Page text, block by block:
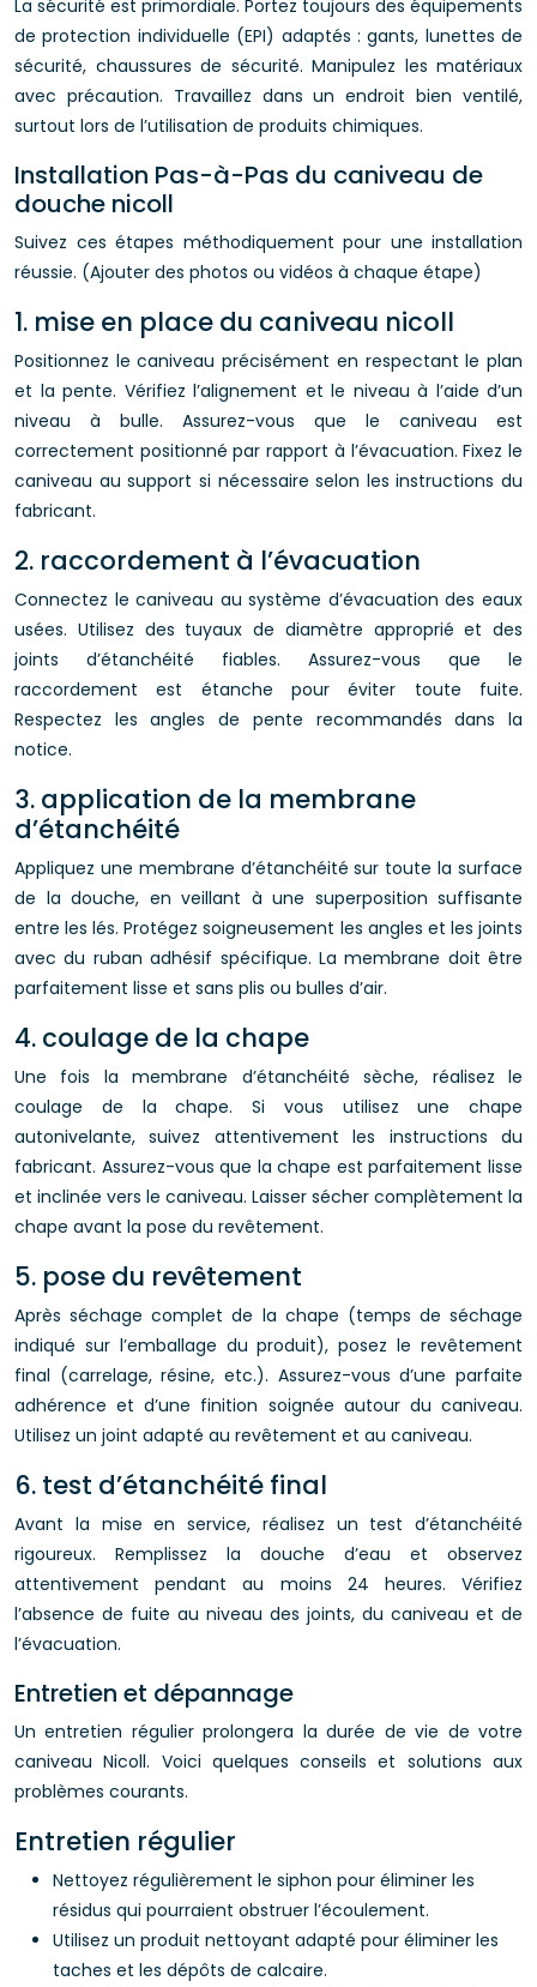
La sécurité est primordiale. Portez toujours des équipements
de protection individuelle (EPI) adaptés : gants, lunettes de
sécurité, chaussures de sécurité. Manipulez les matériaux
avec précaution. Travaillez dans un endroit bien ventilé,
surtout lors de l’utilisation de produits chimiques.
Installation Pas-à-Pas du caniveau de
douche nicoll
Suivez ces étapes méthodiquement pour une installation
réussie. (Ajouter des photos ou vidéos à chaque étape)
1. mise en place du caniveau nicoll
Positionnez le caniveau précisément en respectant le plan
et la pente. Vérifiez l’alignement et le niveau à l’aide d’un
niveau à bulle. Assurez-vous que le caniveau est
correctement positionné par rapport à l’évacuation. Fixez le
caniveau au support si nécessaire selon les instructions du
fabricant.
2. raccordement à l’évacuation
Connectez le caniveau au système d’évacuation des eaux
usées. Utilisez des tuyaux de diamètre approprié et des
joints d’étanchéité fiables. Assurez-vous que le
raccordement est étanche pour éviter toute fuite.
Respectez les angles de pente recommandés dans la
notice.
3. application de la membrane
d’étanchéité
Appliquez une membrane d’étanchéité sur toute la surface
de la douche, en veillant à une superposition suffisante
entre les lés. Protégez soigneusement les angles et les joints
avec du ruban adhésif spécifique. La membrane doit être
parfaitement lisse et sans plis ou bulles d’air.
4. coulage de la chape
Une fois la membrane d’étanchéité sèche, réalisez le
coulage de la chape. Si vous utilisez une chape
autonivelante, suivez attentivement les instructions du
fabricant. Assurez-vous que la chape est parfaitement lisse
et inclinée vers le caniveau. Laisser sécher complètement la
chape avant la pose du revêtement.
5. pose du revêtement
Après séchage complet de la chape (temps de séchage
indiqué sur l’emballage du produit), posez le revêtement
final (carrelage, résine, etc.). Assurez-vous d’une parfaite
adhérence et d’une finition soignée autour du caniveau.
Utilisez un joint adapté au revêtement et au caniveau.
6. test d’étanchéité final
Avant la mise en service, réalisez un test d’étanchéité
rigoureux. Remplissez la douche d’eau et observez
attentivement pendant au moins 24 heures. Vérifiez
l’absence de fuite au niveau des joints, du caniveau et de
l’évacuation.
Entretien et dépannage
Un entretien régulier prolongera la durée de vie de votre
caniveau Nicoll. Voici quelques conseils et solutions aux
problèmes courants.
Entretien régulier
Nettoyez régulièrement le siphon pour éliminer les
résidus qui pourraient obstruer l’écoulement.
Utilisez un produit nettoyant adapté pour éliminer les
taches et les dépôts de calcaire.